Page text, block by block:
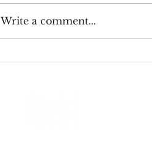
Write a comment...